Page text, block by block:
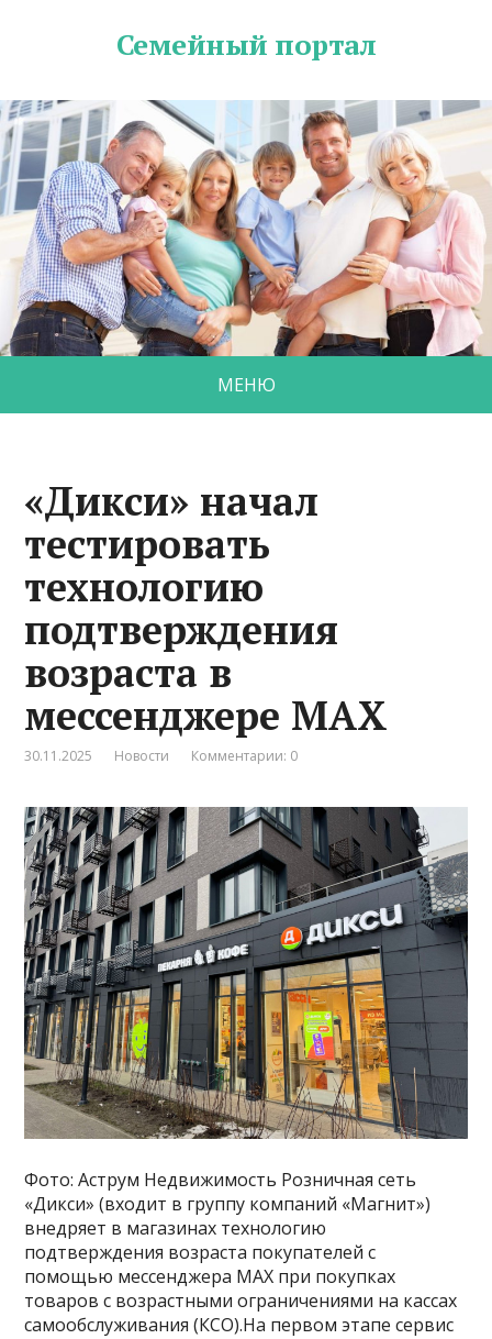
Семейный портал
МЕНЮ
«Дикси» начал
тестировать
технологию
подтверждения
возраста в
мессенджере MAX
30.11.2025 Новости Комментарии: 0
Фото: Аструм Недвижимость Розничная сеть
«Дикси» (входит в группу компаний «Магнит»)
внедряет в магазинах технологию
подтверждения возраста покупателей с
помощью мессенджера MAX при покупках
товаров с возрастными ограничениями на кассах
самообслуживания (КСО).На первом этапе сервис